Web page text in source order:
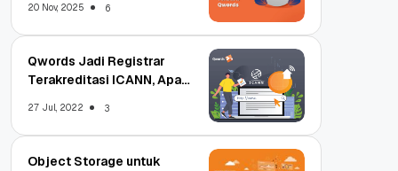
20 Nov, 2025 6
Qwords Jadi Registrar
Terakreditasi ICANN, Apa
27 Jul, 2022 3
Object Storage untuk